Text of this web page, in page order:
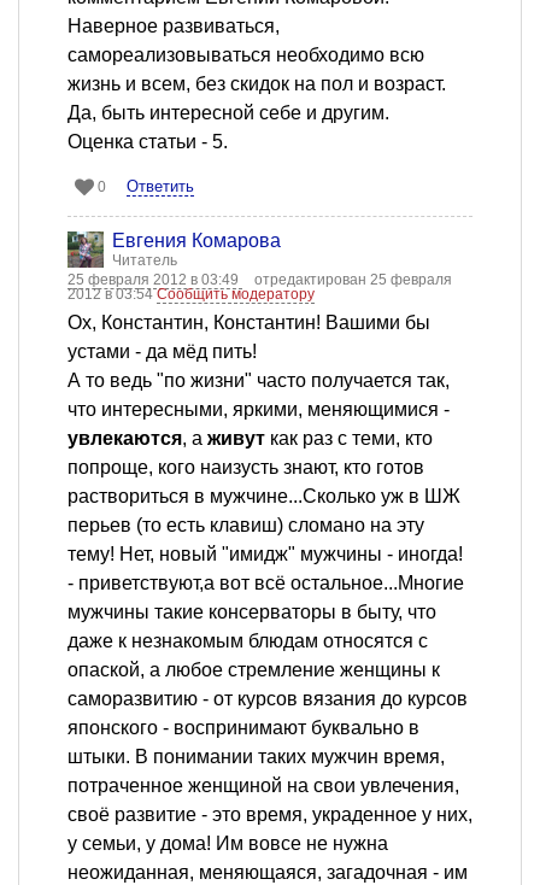
Наверное развиваться,
самореализовываться необходимо всю
жизнь и всем, без скидок на пол и возраст.
Да, быть интересной себе и другим.
Оценка статьи - 5.
0 Ответить
Евгения Комарова
Читатель
25 февраля 2012 в 03:49
отредактирован 25 февраля
2012 в 03:54Сообщить модератору
Ох, Константин, Константин! Вашими бы
устами - да мёд пить!
А то ведь "по жизни" часто получается так,
что интересными, яркими, меняющимися -
увлекаются, а живут как раз с теми, кто
попроще, кого наизусть знают, кто готов
раствориться в мужчине...Сколько уж в ШЖ
перьев (то есть клавиш) сломано на эту
тему! Нет, новый "имидж" мужчины - иногда!
- приветствуют,а вот всё остальное...Многие
мужчины такие консерваторы в быту, что
даже к незнакомым блюдам относятся с
опаской, а любое стремление женщины к
саморазвитию - от курсов вязания до курсов
японского - воспринимают буквально в
штыки. В понимании таких мужчин время,
потраченное женщиной на свои увлечения,
своё развитие - это время, украденное у них,
у семьи, у дома! Им вовсе не нужна
неожиданная, меняющаяся, загадочная - им